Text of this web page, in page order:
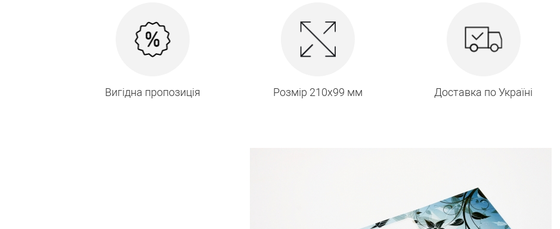
Вигідна пропозиція Розмір 210х99 мм Доставка по Україні